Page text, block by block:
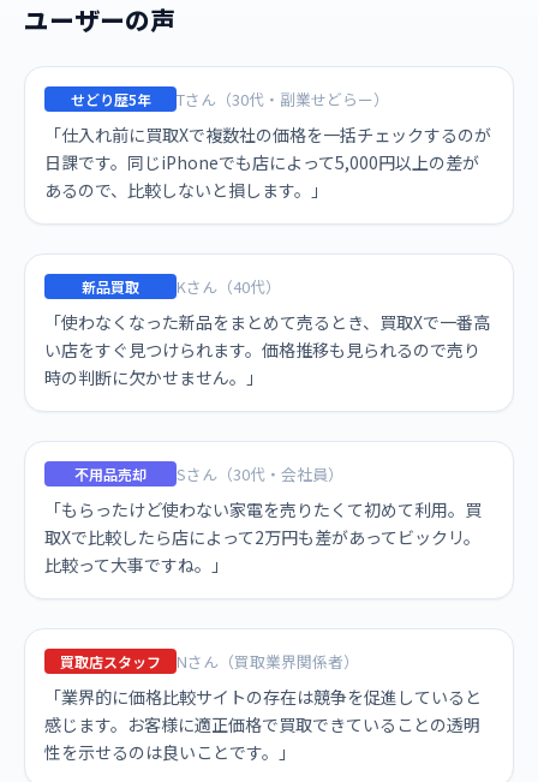
ユーザーの声
せどり歴5年 Tさん（30代・副業せどらー）
「仕入れ前に買取Xで複数社の価格を一括チェックするのが
日課です。同じiPhoneでも店によって5,000円以上の差が
あるので、比較しないと損します。」
新品買取 Kさん（40代）
「使わなくなった新品をまとめて売るとき、買取Xで一番高
い店をすぐ見つけられます。価格推移も見られるので売り
時の判断に欠かせません。」
不用品売却 Sさん（30代・会社員）
「もらったけど使わない家電を売りたくて初めて利用。買
取Xで比較したら店によって2万円も差があってビックリ。
比較って大事ですね。」
買取店スタッフ Nさん（買取業界関係者）
「業界的に価格比較サイトの存在は競争を促進していると
感じます。お客様に適正価格で買取できていることの透明
性を示せるのは良いことです。」